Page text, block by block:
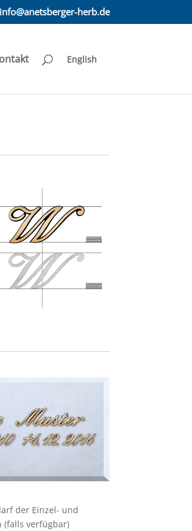
info@anetsberger-herb.de
English
der Einzel- und
(falls verfügbar)